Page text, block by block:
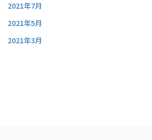
2021年7月
2021年5月
2021年3月